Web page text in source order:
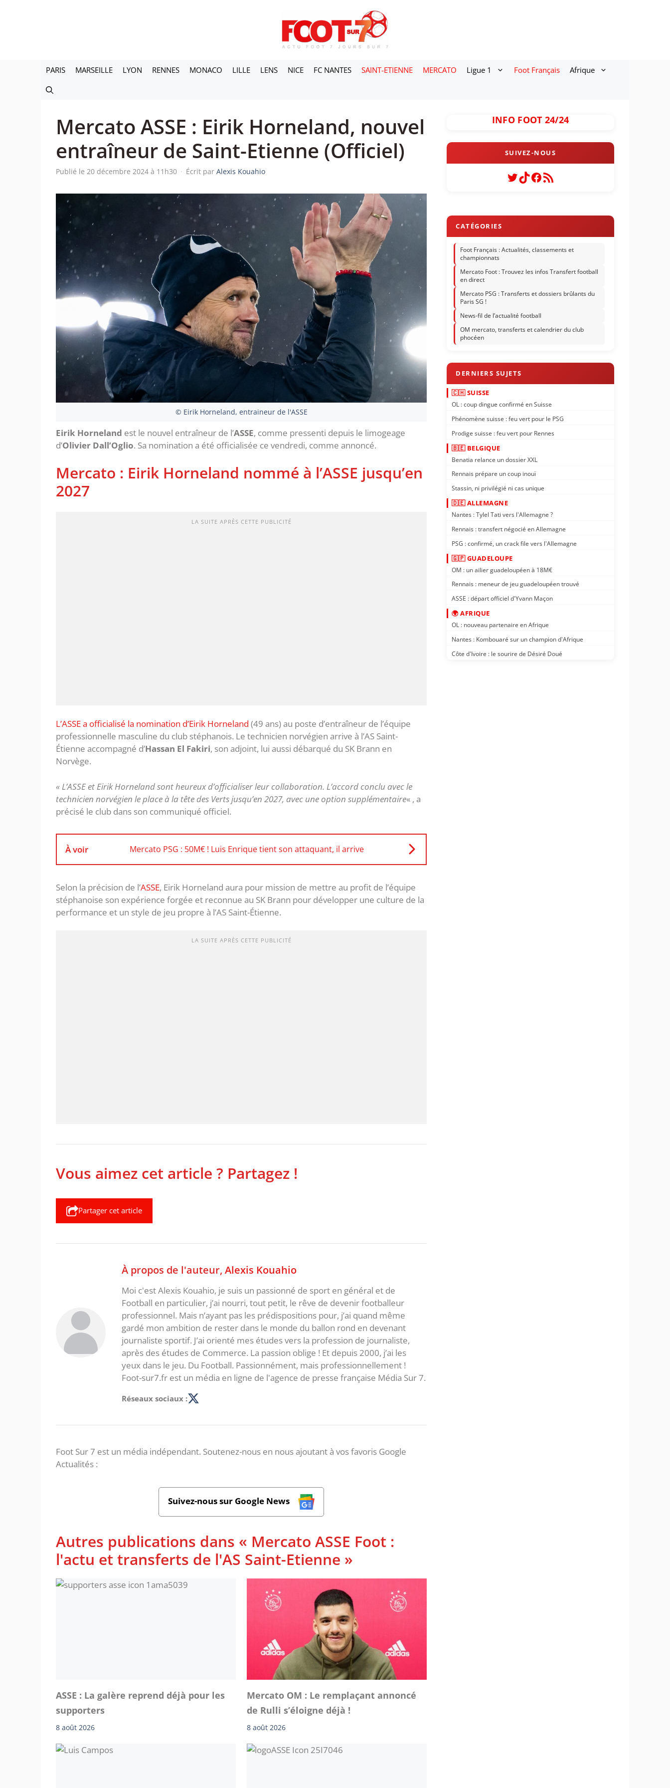
PARIS MARSEILLE LYON RENNES MONACO LILLE LENS NICE FC NANTES SAINT-ETIENNE MERCATO Ligue 1 Foot Français Afrique
Mercato ASSE : Eirik Horneland, nouvel
entraîneur de Saint-Etienne (Officiel)
Publié le 20 décembre 2024 à 11h30 · Écrit parAlexis Kouahio
© Eirik Horneland, entraineur de l'ASSE
Eirik Horneland est le nouvel entraîneur de l’ASSE, comme pressenti depuis le limogeage
d’Olivier Dall’Oglio. Sa nomination a été officialisée ce vendredi, comme annoncé.
Mercato : Eirik Horneland nommé à l’ASSE jusqu’en
2027
LA SUITE APRÈS CETTE PUBLICITÉ
L’ASSE a officialisé la nomination d’Eirik Horneland (49 ans) au poste d’entraîneur de l’équipe
professionnelle masculine du club stéphanois. Le technicien norvégien arrive à l’AS Saint-
Étienne accompagné d’Hassan El Fakiri, son adjoint, lui aussi débarqué du SK Brann en
Norvège.
« L’ASSE et Eirik Horneland sont heureux d’officialiser leur collaboration. L’accord conclu avec le
technicien norvégien le place à la tête des Verts jusqu’en 2027, avec une option supplémentaire« , a
précisé le club dans son communiqué officiel.
À voir Mercato PSG : 50M€ ! Luis Enrique tient son attaquant, il arrive
Selon la précision de l’ASSE, Eirik Horneland aura pour mission de mettre au profit de l’équipe
stéphanoise son expérience forgée et reconnue au SK Brann pour développer une culture de la
performance et un style de jeu propre à l’AS Saint-Étienne.
LA SUITE APRÈS CETTE PUBLICITÉ
Vous aimez cet article ? Partagez !
Partager cet article
À propos de l'auteur, Alexis Kouahio
Moi c'est Alexis Kouahio, je suis un passionné de sport en général et de
Football en particulier, j’ai nourri, tout petit, le rêve de devenir footballeur
professionnel. Mais n’ayant pas les prédispositions pour, j’ai quand même
gardé mon ambition de rester dans le monde du ballon rond en devenant
journaliste sportif. J’ai orienté mes études vers la profession de journaliste,
après des études de Commerce. La passion oblige ! Et depuis 2000, j’ai les
yeux dans le jeu. Du Football. Passionnément, mais professionnellement !
Foot-sur7.fr est un média en ligne de l'agence de presse française Média Sur 7.
Réseaux sociaux :
Foot Sur 7 est un média indépendant. Soutenez-nous en nous ajoutant à vos favoris Google
Actualités :
Suivez-nous sur Google News
Autres publications dans « Mercato ASSE Foot :
l'actu et transferts de l'AS Saint-Etienne »
ASSE : La galère reprend déjà pour les
supporters
8 août 2026
Mercato OM : Le remplaçant annoncé
de Rulli s’éloigne déjà !
8 août 2026
INFO FOOT 24/24
Twitter
TikTok
Facebook
Flux RSS
Foot Français : Actualités, classements et
championnats
Mercato Foot : Trouvez les infos Transfert football
en direct
Mercato PSG : Transferts et dossiers brûlants du
Paris SG !
News-fil de l’actualité football
OM mercato, transferts et calendrier du club
phocéen
🇨🇭 SUISSE
OL : coup dingue confirmé en Suisse
Phénomène suisse : feu vert pour le PSG
Prodige suisse : feu vert pour Rennes
🇧🇪 BELGIQUE
Benatia relance un dossier XXL
Rennais prépare un coup inouï
Stassin, ni privilégié ni cas unique
🇩🇪 ALLEMAGNE
Nantes : Tylel Tati vers l'Allemagne ?
Rennais : transfert négocié en Allemagne
PSG : confirmé, un crack file vers l'Allemagne
🇬🇵 GUADELOUPE
OM : un ailier guadeloupéen à 18M€
Rennais : meneur de jeu guadeloupéen trouvé
ASSE : départ officiel d'Yvann Maçon
🌍 AFRIQUE
OL : nouveau partenaire en Afrique
Nantes : Kombouaré sur un champion d'Afrique
Côte d'Ivoire : le sourire de Désiré Doué